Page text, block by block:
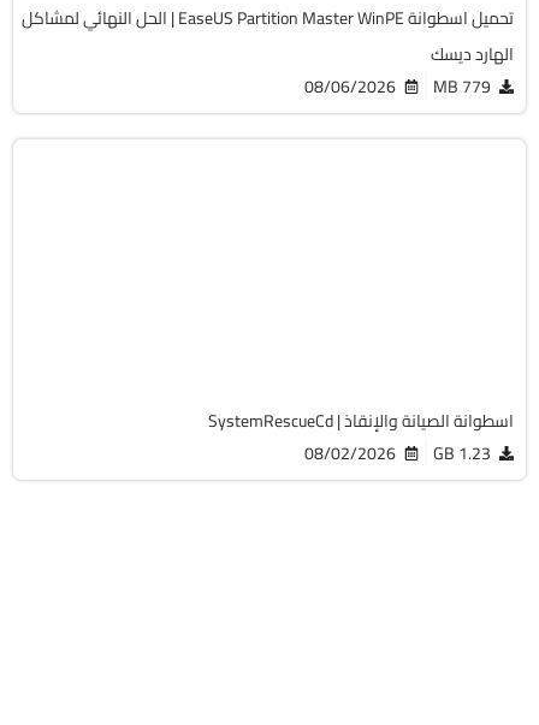
تحميل اسطوانة EaseUS Partition Master WinPE | الحل النهائي لمشاكل
الهارد ديسك
779 MB
08/06/2026
اسطوانة الصيانة والإنقاذ | SystemRescueCd
1.23 GB
08/02/2026